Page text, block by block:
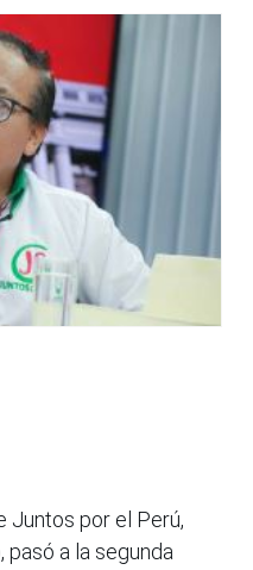
Juntos por el Perú,
pasó a la segunda